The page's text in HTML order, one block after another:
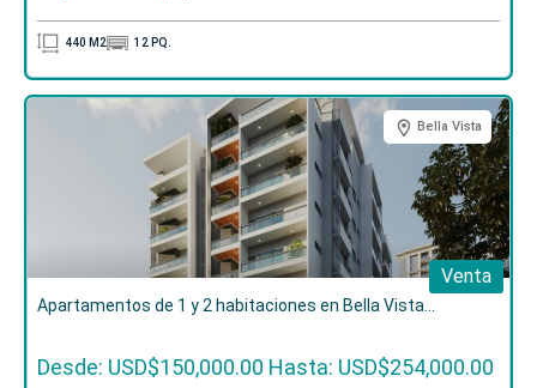
440 M2 12 PQ.
Bella Vista
Venta
Apartamentos de 1 y 2 habitaciones en Bella Vista...
Desde: USD$150,000.00 Hasta: USD$254,000.00